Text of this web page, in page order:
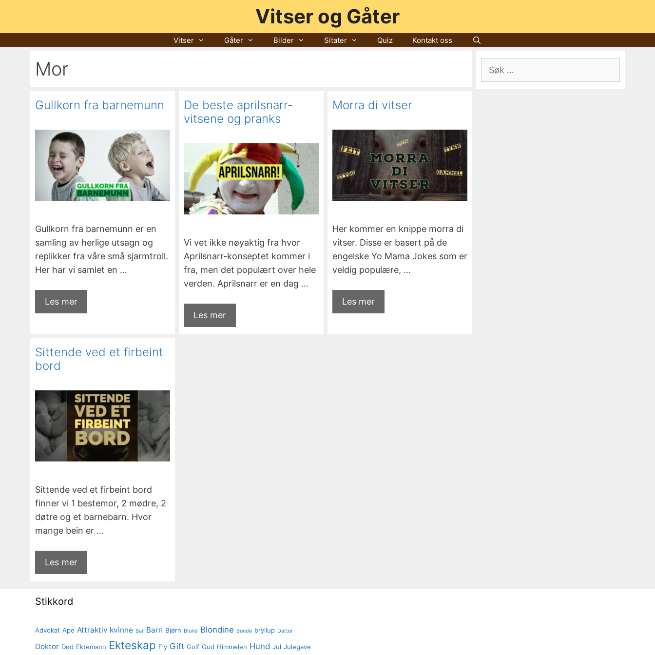
innhold
Vitser og Gåter
Vitser Gåter Bilder Sitater Quiz Kontakt oss
Mor
Gullkorn fra barnemunn
Gullkorn fra barnemunn er en
samling av herlige utsagn og
replikker fra våre små sjarmtroll.
Her har vi samlet en …
Les mer
De beste aprilsnarr-
vitsene og pranks
Vi vet ikke nøyaktig fra hvor
Aprilsnarr-konseptet kommer i
fra, men det populært over hele
verden. Aprilsnarr er en dag …
Les mer
Morra di vitser
Her kommer en knippe morra di
vitser. Disse er basert på de
engelske Yo Mama Jokes som er
veldig populære, …
Les mer
Sittende ved et firbeint
bord
Sittende ved et firbeint bord
finner vi 1 bestemor, 2 mødre, 2
døtre og et barnebarn. Hvor
mange bein er …
Les mer
Søk
Stikkord
Advokat Ape Attraktiv kvinne Bar Barn Bjørn Blond Blondine Bonde bryllup Datter
Doktor Død Ektemann Ekteskap Fly Gift Golf Gud Himmelen Hund Jul Julegave